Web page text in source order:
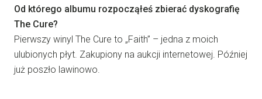
Od którego albumu rozpocząłeś zbierać dyskografię
The Cure?
Pierwszy winyl The Cure to „Faith” – jedna z moich
ulubionych płyt. Zakupiony na aukcji internetowej. Później
już poszło lawinowo.